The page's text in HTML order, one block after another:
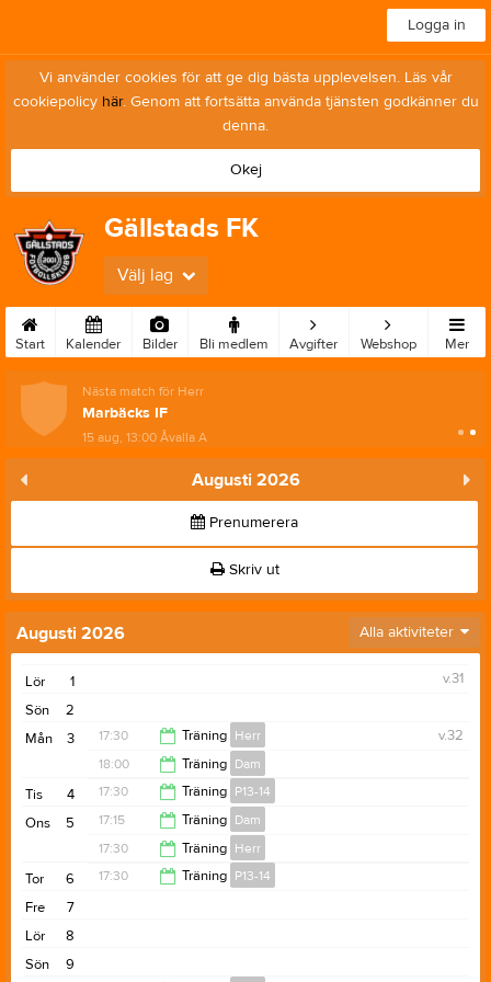
Logga in
Vi använder cookies för att ge dig bästa upplevelsen. Läs vår
cookiepolicy här. Genom att fortsätta använda tjänsten godkänner du
denna.
Okej
Gällstads FK
Välj lag
Start Kalender Bilder Bli medlem Avgifter Webshop Mer
Nästa match för Herr
Marbäcks IF
15 aug, 13:00Åvalla A
Augusti 2026
Prenumerera
Skriv ut
Augusti 2026 Alla aktiviteter
1
Lör
v.31
2
Sön
3
Mån v.32
17:30 Träning Herr
19:00
18:00 Träning Dam
19:30
4
Tis 17:30 Träning P13-14
19:00
5
Ons 17:15 Träning Dam
18:30
17:30 Träning Herr
6
Tor 17:30 Träning P13-14
7
Fre
8
Lör
9
Sön